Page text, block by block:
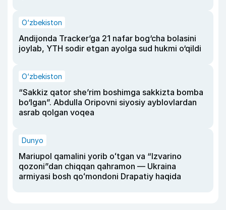
O‘zbekiston
Andijonda Tracker’ga 21 nafar bog‘cha bolasini
joylab, YTH sodir etgan ayolga sud hukmi o‘qildi
O‘zbekiston
“Sakkiz qator she’rim boshimga sakkizta bomba
bo‘lgan”. Abdulla Oripovni siyosiy ayblovlardan
asrab qolgan voqea
Dunyo
Mariupol qamalini yorib oʻtgan va “Izvarino
qozoni”dan chiqqan qahramon — Ukraina
armiyasi bosh qoʻmondoni Drapatiy haqida